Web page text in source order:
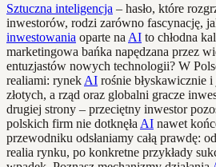
Sztuczna inteligencja – hasło, które
inwestorów, rodzi zarówno fascynację,
inwestowania oparte na AI to chłodna
marketingowa bańka napędzana przez
entuzjastów nowych technologii? W
realiami: rynek AI rośnie błyskawicznie
złotych, a rząd oraz globalni gracze
drugiej strony – przeciętny inwestor
polskich firm nie dotknęła AI nawet
przewodniku odsłaniamy całą prawdę:
realia rynku, po konkretne przykłady